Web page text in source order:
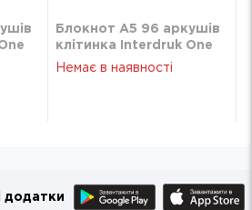
Блокнот А5 96 аркушів
клітинка Interdruk One
Color 27065
Немає в наявності
додатки